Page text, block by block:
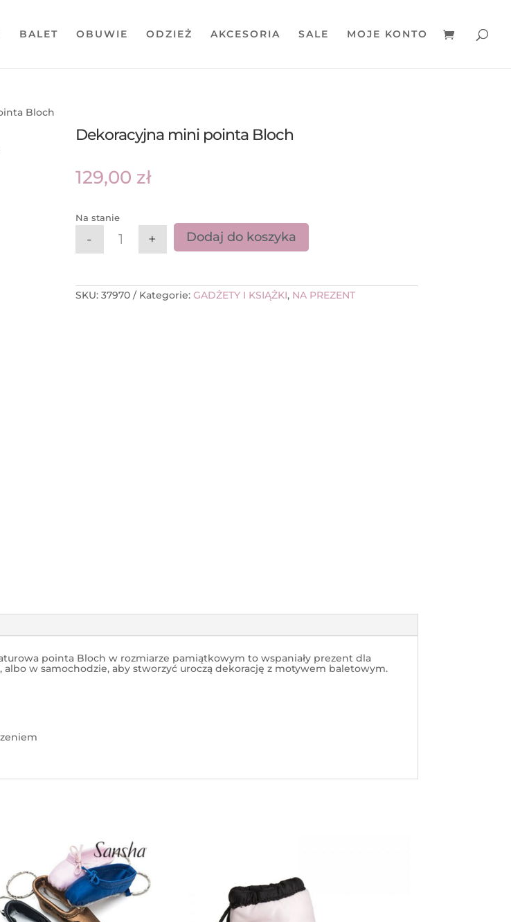
BALET OBUWIE ODZIEŻ AKCESORIA SALE MOJE KONTO
Bloch
Dekoracyjna mini pointa Bloch
129,00 zł
Na stanie
ilość Dekoracyjna mini pointa Bloch
- + Dodaj do koszyka
SKU: 37970 Kategorie: GADŻETY I KSIĄŻKI, NA PREZENT
pointa Bloch w rozmiarze pamiątkowym to wspaniały prezent dla
w samochodzie, aby stworzyć uroczą dekorację z motywem baletowym.